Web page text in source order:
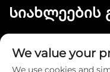
Სიახლეების
We value your
We use cookies and